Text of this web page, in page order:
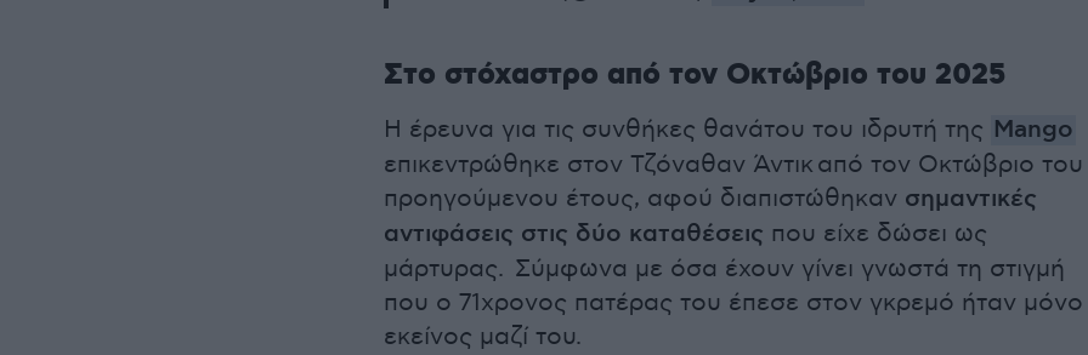
Στο στόχαστρο από τον Οκτώβριο του 2025
Η έρευνα για τις συνθήκες θανάτου του ιδρυτή της Mango
επικεντρώθηκε στον Τζόναθαν Άντικ από τον Οκτώβριο του
προηγούμενου έτους, αφού διαπιστώθηκαν σημαντικές
αντιφάσεις στις δύο καταθέσεις που είχε δώσει ως
μάρτυρας. Σύμφωνα με όσα έχουν γίνει γνωστά τη στιγμή
που ο 71χρονος πατέρας του έπεσε στον γκρεμό ήταν μόνο
εκείνος μαζί του.